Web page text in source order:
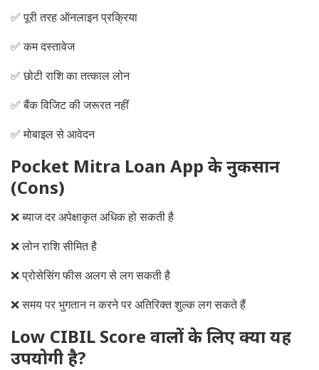
✅ पूरी तरह ऑनलाइन प्रक्रिया
✅ कम दस्तावेज
✅ छोटी राशि का तत्काल लोन
✅ बैंक विजिट की जरूरत नहीं
✅ मोबाइल से आवेदन
Pocket Mitra Loan App के नुकसान
(Cons)
❌ ब्याज दर अपेक्षाकृत अधिक हो सकती है
❌ लोन राशि सीमित है
❌ प्रोसेसिंग फीस अलग से लग सकती है
❌ समय पर भुगतान न करने पर अतिरिक्त शुल्क लग सकते हैं
Low CIBIL Score वालों के लिए क्या यह
उपयोगी है?